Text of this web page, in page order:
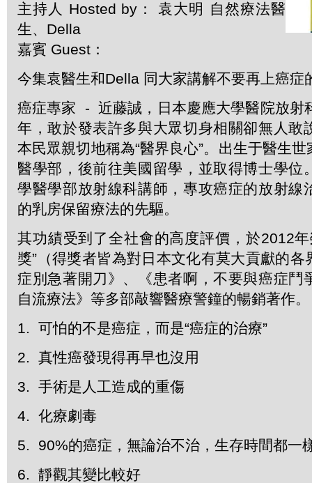
主持人 Hosted by： 袁大明 自然療法醫
生、Della
嘉賓 Guest：
今集袁醫生和Della 同大家講解不要再上癌症
癌症專家 - 近藤誠，日本慶應大學醫院放射
年，敢於發表許多與大眾切身相關卻無人敢
本民眾親切地稱為“醫界良心”。出生于醫生
醫學部，後前往美國留學，並取得博士學位
學醫學部放射線科講師，專攻癌症的放射線
的乳房保留療法的先驅。
其功績受到了全社會的高度評價，於2012
獎”（得獎者皆為對日本文化有莫大貢獻的各
症別急著開刀》、《患者啊，不要與癌症鬥
自流療法》等多部敲響醫療警鐘的暢銷著作。
1. 可怕的不是癌症，而是“癌症的治療”
2. 真性癌發現得再早也沒用
3. 手術是人工造成的重傷
4. 化療劇毒
5. 90%的癌症，無論治不治，生存時間都一
6. 靜觀其變比較好